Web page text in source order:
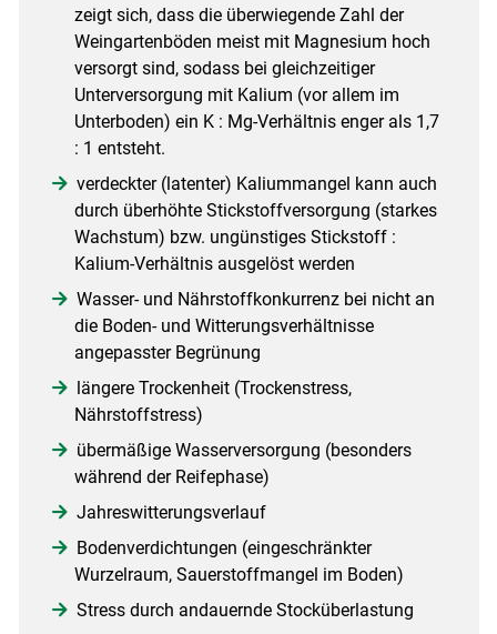
zeigt sich, dass die überwiegende Zahl der
Weingartenböden meist mit Magnesium hoch
versorgt sind, sodass bei gleichzeitiger
Unterversorgung mit Kalium (vor allem im
Unterboden) ein K : Mg-Verhältnis enger als 1,7
: 1 entsteht.
verdeckter (latenter) Kaliummangel kann auch
durch überhöhte Stickstoffversorgung (starkes
Wachstum) bzw. ungünstiges Stickstoff :
Kalium-Verhältnis ausgelöst werden
Wasser- und Nährstoffkonkurrenz bei nicht an
die Boden- und Witterungsverhältnisse
angepasster Begrünung
längere Trockenheit (Trockenstress,
Nährstoffstress)
übermäßige Wasserversorgung (besonders
während der Reifephase)
Jahreswitterungsverlauf
Bodenverdichtungen (eingeschränkter
Wurzelraum, Sauerstoffmangel im Boden)
Stress durch andauernde Stocküberlastung